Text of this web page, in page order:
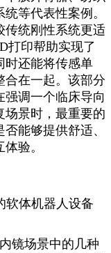
等代表性案例。
传统刚性系统更适
打印帮助实现了
时还能将传感单
合在一起。该部分
调一个临床导向
场景时，最重要的
能够提供舒适、
验。
软体机器人设备
镜场景中的几种